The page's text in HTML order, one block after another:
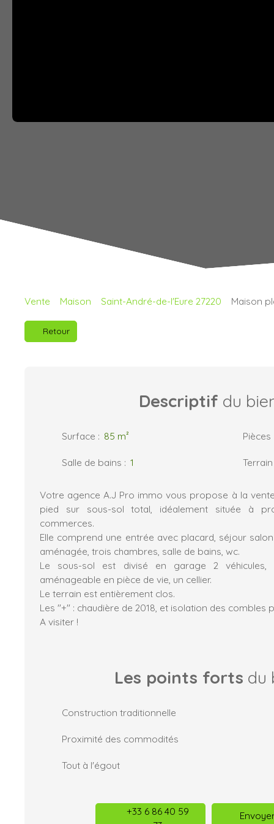
Vente Maison Saint-André-de-l'Eure 27220 Maison
Retour
Descriptif du
Surface : 85 m² Pièces
Salle de bains : 1 Terrain
Votre agence A.J Pro immo vous propose à la
pied sur sous-sol total, idéalement située à
commerces.
Elle comprend une entrée avec placard, séjour
aménagée, trois chambres, salle de bains, wc.
Le sous-sol est divisé en garage 2
aménageable en pièce de vie, un cellier.
Le terrain est entièrement clos.
Les "+" : chaudière de 2018, et isolation des combles
A visiter !
Les points forts du
Construction traditionnelle
Proximité des commodités
Tout à l'égout
+33 6 86 40 59